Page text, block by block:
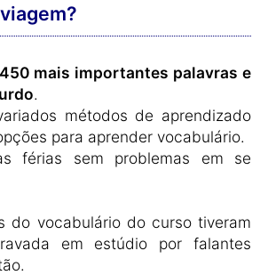
450 mais importantes palavras e
.
métodos de aprendizado
para aprender vocabulário.
férias sem problemas em se
do vocabulário do curso tiveram
em estúdio por falantes